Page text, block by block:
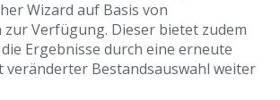
Wizard auf Basis von
zur Verfügung. Dieser bietet zudem
Ergebnisse durch eine erneute
Bestandsauswahl weiter